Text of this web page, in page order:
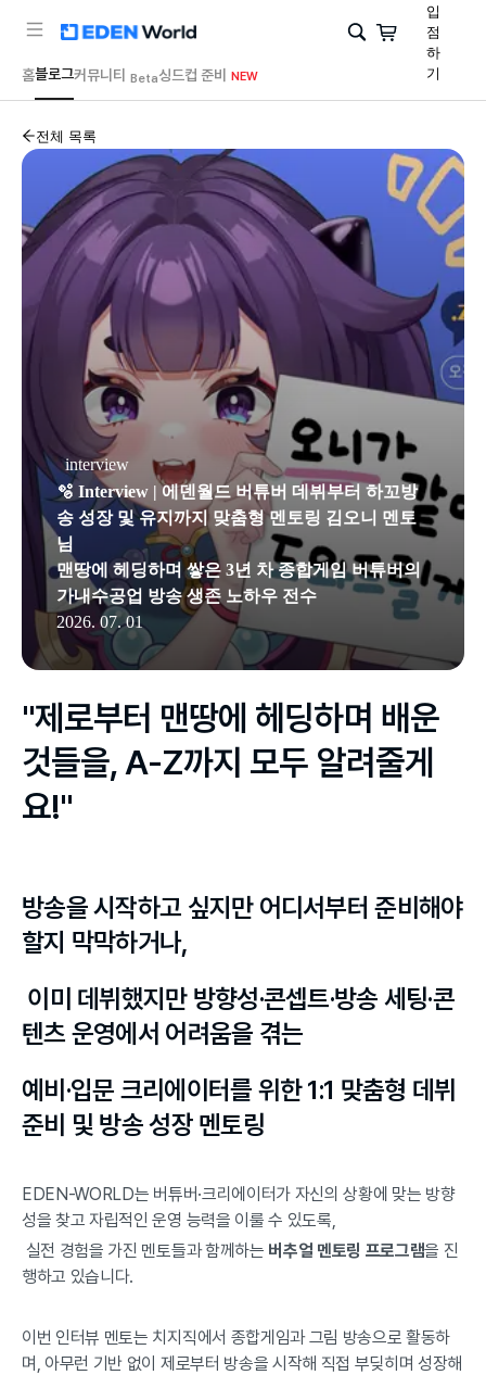
입
점
하
기
홈블로그커뮤니티 Beta싱드컵 준비 NEW
전체 목록
interview
🫧 Interview | 에덴월드 버튜버 데뷔부터 하꼬방
송 성장 및 유지까지 맞춤형 멘토링 김오니 멘토
님
맨땅에 헤딩하며 쌓은 3년 차 종합게임 버튜버의
가내수공업 방송 생존 노하우 전수
2026. 07. 01
"제로부터 맨땅에 헤딩하며 배운
것들을, A-Z까지 모두 알려줄게
요!"
방송을 시작하고 싶지만 어디서부터 준비해야
할지 막막하거나,
텐츠 운영에서 어려움을 겪는
예비·입문 크리에이터를 위한 1:1 맞춤형 데뷔
준비 및 방송 성장 멘토링
EDEN-WORLD는 버튜버·크리에이터가 자신의 상황에 맞는 방향
성을 찾고 자립적인 운영 능력을 이룰 수 있도록,
실전 경험을 가진 멘토들과 함께하는 버추얼 멘토링 프로그램을 진
행하고 있습니다.
이번 인터뷰 멘토는 치지직에서 종합게임과 그림 방송으로 활동하
며, 아무런 기반 없이 제로부터 방송을 시작해 직접 부딪히며 성장해